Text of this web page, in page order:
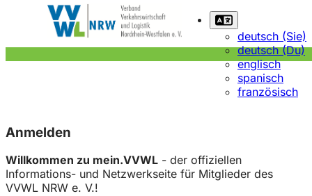
deutsch (Sie)
deutsch (Du)
englisch
spanisch
französisch
Anmelden
Willkommen zu mein.VVWL - der offiziellen
Informations- und Netzwerkseite für Mitglieder des
VVWL NRW e. V.!